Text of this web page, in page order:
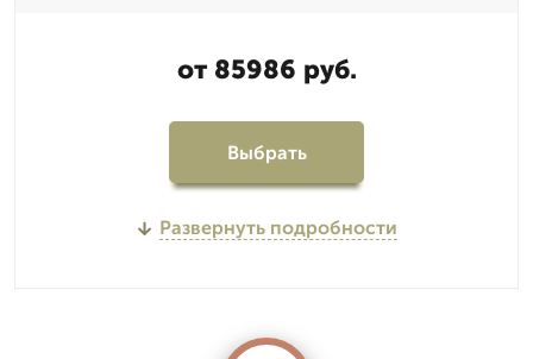
от 85986 руб.
Выбрать
Развернуть подробности